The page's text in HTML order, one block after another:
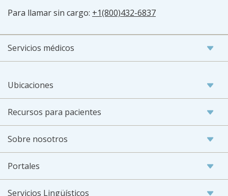
Para llamar sin cargo: +1(800)432-6837
Servicios médicos
Ubicaciones
Recursos para pacientes
Sobre nosotros
Portales
Servicios Lingüísticos